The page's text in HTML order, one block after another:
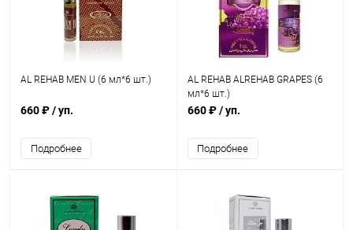
AL REHAB MEN U (6 мл*6 шт.)
660 ₽/ уп.
Подробнее
AL REHAB ALREHAB GRAPES (6
мл*6 шт.)
660 ₽/ уп.
Подробнее